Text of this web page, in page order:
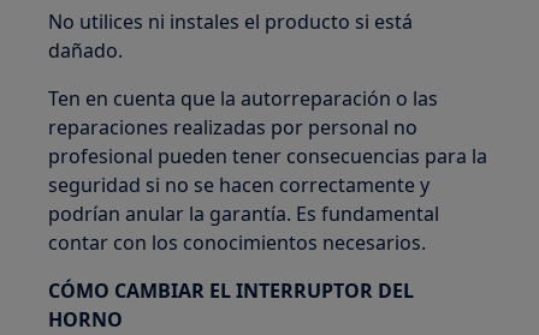
No utilices ni instales el producto si está
dañado.
Ten en cuenta que la autorreparación o las
reparaciones realizadas por personal no
profesional pueden tener consecuencias para la
seguridad si no se hacen correctamente y
podrían anular la garantía. Es fundamental
contar con los conocimientos necesarios.
CÓMO CAMBIAR EL INTERRUPTOR DEL
HORNO